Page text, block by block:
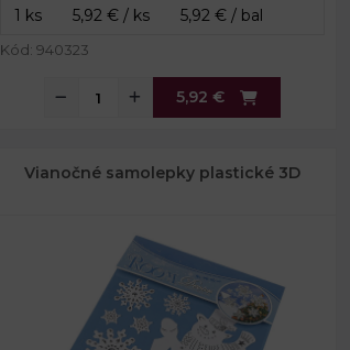
Kód: 940323
5,92 €
Vianočné samolepky plastické 3D